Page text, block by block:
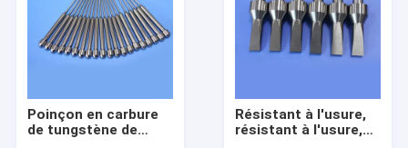
Vidéos
À propos de nous
Visite de l'usine
Poinçon en carbure
de tungstène de
Résistant à l'usure,
résistant à l'usure,